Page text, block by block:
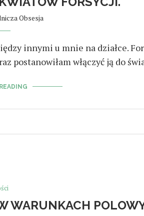
Obsesja
innymi u mnie na działce.
postanowiłam włączyć ją do
WARUNKACH